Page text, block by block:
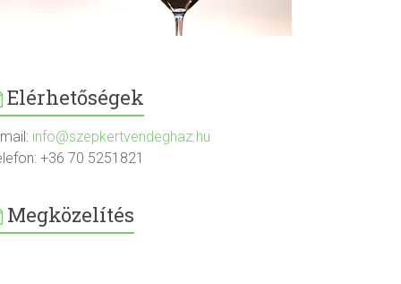
Elérhetőségek
info@szepkertvendeghaz.hu
+36 70 5251821
Megközelítés